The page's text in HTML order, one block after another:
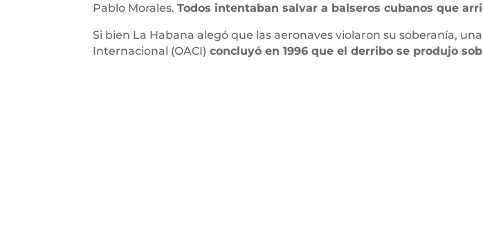
Pablo Morales.Todos intentaban salvar a balseros cubanos que
Si bien La Habana alegó que las aeronaves violaron su soberanía,
Internacional (OACI) concluyó en 1996 que el derribo se produjo